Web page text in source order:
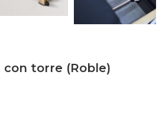
torre (Roble)